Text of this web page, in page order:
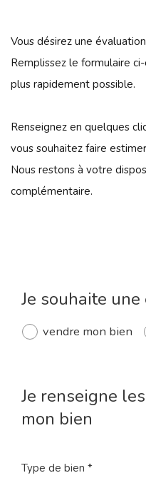
Vous désirez une
Remplissez le formulaire
plus rapidement possible.
Renseignez en quelques
vous souhaitez faire
Nous restons à votre
complémentaire.
Je souhaite
vendre mon bien
Je renseigne
mon bien
Type de bien *